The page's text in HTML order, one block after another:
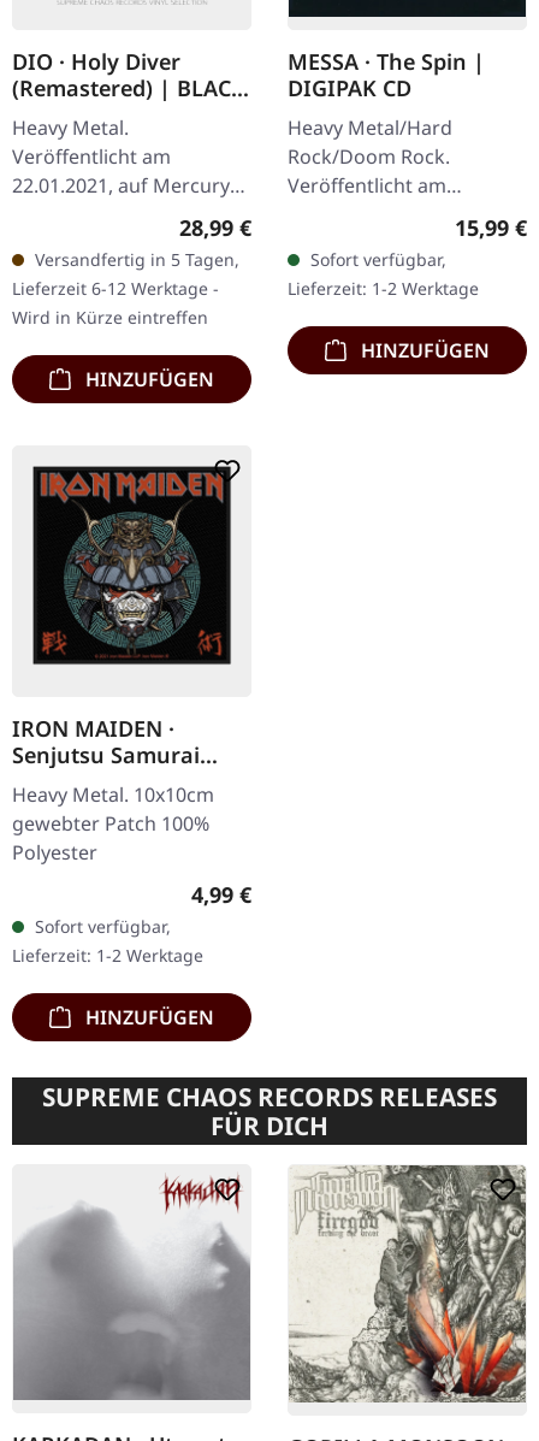
DIO · Holy Diver
(Remastered) | BLACK
LP
Heavy Metal.
Veröffentlicht am
22.01.2021, auf Mercury
Records. Schwarzes Vinyl
im Standard-Cover mit
bedruckter Innenhülle.
Remaster von 2020. Die…
Regulärer Preis:
28,99 €
Versandfertig in 5 Tagen,
Lieferzeit 6-12 Werktage -
Wird in Kürze eintreffen
HINZUFÜGEN
MESSA · The Spin |
DIGIPAK CD
Heavy Metal/Hard
Rock/Doom Rock.
Veröffentlicht am
11.04.2025, auf Metal
Blade Records. CD im
DigiPak. The Spin ist eine
musikalische Odyssee,
die…
15,99 €
Sofort verfügbar,
Lieferzeit: 1-2 Werktage
HINZUFÜGEN
IRON MAIDEN ·
Senjutsu Samurai
Eddie | PATCH
Heavy Metal. 10x10cm
gewebter Patch 100%
Polyester
Regulärer Preis:
4,99 €
Sofort verfügbar,
Lieferzeit: 1-2 Werktage
HINZUFÜGEN
SUPREME CHAOS RECORDS RELEASES
FÜR DICH